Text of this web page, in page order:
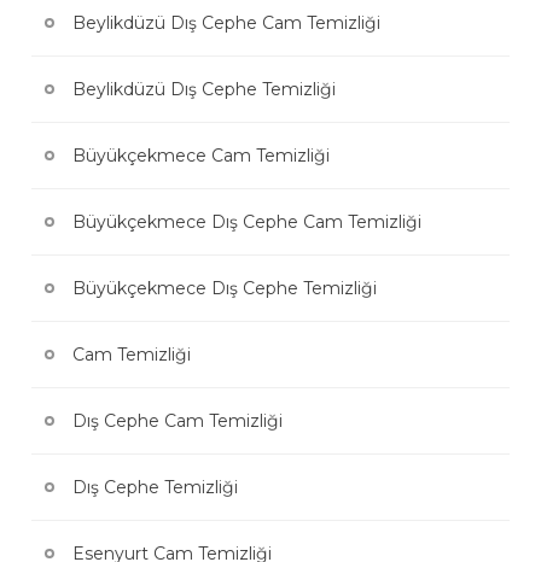
Beylikdüzü Dış Cephe Cam Temizliği
Beylikdüzü Dış Cephe Temizliği
Büyükçekmece Cam Temizliği
Büyükçekmece Dış Cephe Cam Temizliği
Büyükçekmece Dış Cephe Temizliği
Cam Temizliği
Dış Cephe Cam Temizliği
Dış Cephe Temizliği
Esenyurt Cam Temizliği